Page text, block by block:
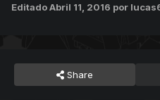
EditadoAbril 11, 2016 por
Share